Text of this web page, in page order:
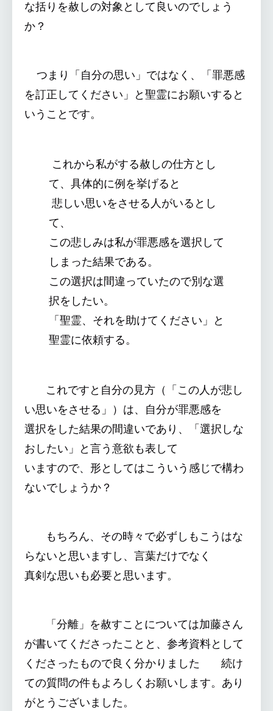
な括りを赦しの対象として良いのでしょう
か？
つまり「自分の思い」ではなく、「罪悪感
を訂正してください」と聖霊にお願いすると
いうことです。
これから私がする赦しの仕方とし
て、具体的に例を挙げると
悲しい思いをさせる人がいるとし
て、
この悲しみは私が罪悪感を選択して
しまった結果である。
この選択は間違っていたので別な選
択をしたい。
「聖霊、それを助けてください」と
聖霊に依頼する。
これですと自分の見方（「この人が悲し
い思いをさせる」）は、自分が罪悪感を
選択をした結果の間違いであり、「選択しな
おしたい」と言う意欲も表して
いますので、形としてはこういう感じで構わ
ないでしょうか？
もちろん、その時々で必ずしもこうはな
らないと思いますし、言葉だけでなく
真剣な思いも必要と思います。
「分離」を赦すことについては加藤さん
が書いてくださったことと、参考資料として
くださったもので良く分かりました 続け
ての質問の件もよろしくお願いします。あり
がとうございました。